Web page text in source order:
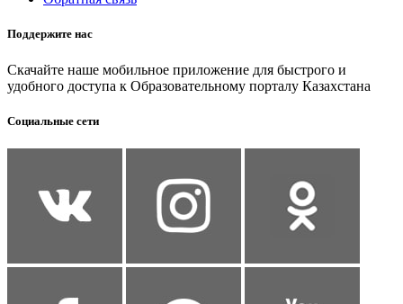
Поддержите нас
Скачайте наше мобильное приложение для быстрого и
удобного доступа к Образовательному порталу Казахстана
Социальные сети